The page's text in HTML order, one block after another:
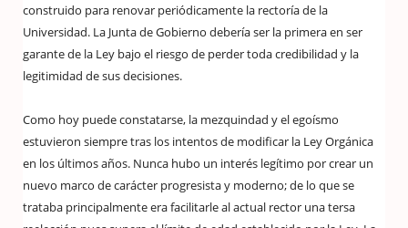
construido para renovar periódicamente la rectoría de la
Universidad. La Junta de Gobierno debería ser la primera en ser
garante de la Ley bajo el riesgo de perder toda credibilidad y la
legitimidad de sus decisiones.
Como hoy puede constatarse, la mezquindad y el egoísmo
estuvieron siempre tras los intentos de modificar la Ley Orgánica
en los últimos años. Nunca hubo un interés legítimo por crear un
nuevo marco de carácter progresista y moderno; de lo que se
trataba principalmente era facilitarle al actual rector una tersa